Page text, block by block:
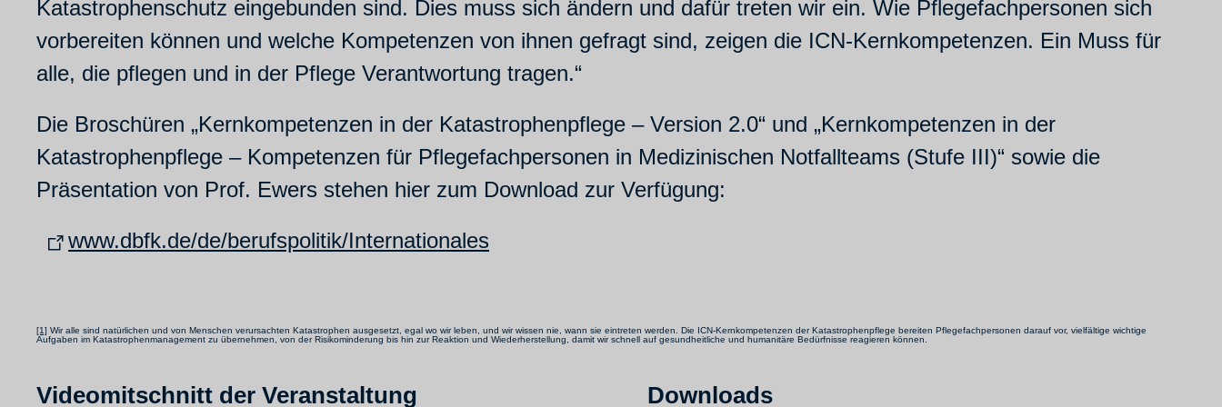
Katastrophenschutz eingebunden sind. Dies muss sich ändern und dafür treten wir ein. Wie Pflegefachpersonen sich
vorbereiten können und welche Kompetenzen von ihnen gefragt sind, zeigen die ICN-Kernkompetenzen. Ein Muss für
alle, die pflegen und in der Pflege Verantwortung tragen.“
Die Broschüren „Kernkompetenzen in der Katastrophenpflege – Version 2.0“ und „Kernkompetenzen in der
Katastrophenpflege – Kompetenzen für Pflegefachpersonen in Medizinischen Notfallteams (Stufe III)“ sowie die
Präsentation von Prof. Ewers stehen hier zum Download zur Verfügung:
www.dbfk.de/de/berufspolitik/Internationales
[1] Wir alle sind natürlichen und von Menschen verursachten Katastrophen ausgesetzt, egal wo wir leben, und wir wissen nie, wann sie eintreten werden. Die ICN-Kernkompetenzen der Katastrophenpflege bereiten Pflegefachpersonen darauf vor, vielfältige wichtige
Aufgaben im Katastrophenmanagement zu übernehmen, von der Risikominderung bis hin zur Reaktion und Wiederherstellung, damit wir schnell auf gesundheitliche und humanitäre Bedürfnisse reagieren können.
Videomitschnitt der Veranstaltung Downloads